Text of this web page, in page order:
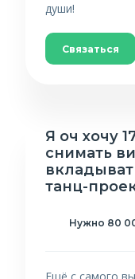
души!
Связаться
Я оч хочу
снимать
танц-
Нужно 80